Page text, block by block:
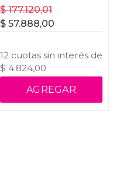
$177.120,01
$ 57.888,00
12 cuotas sin interés de
$ 4.824,00
AGREGAR